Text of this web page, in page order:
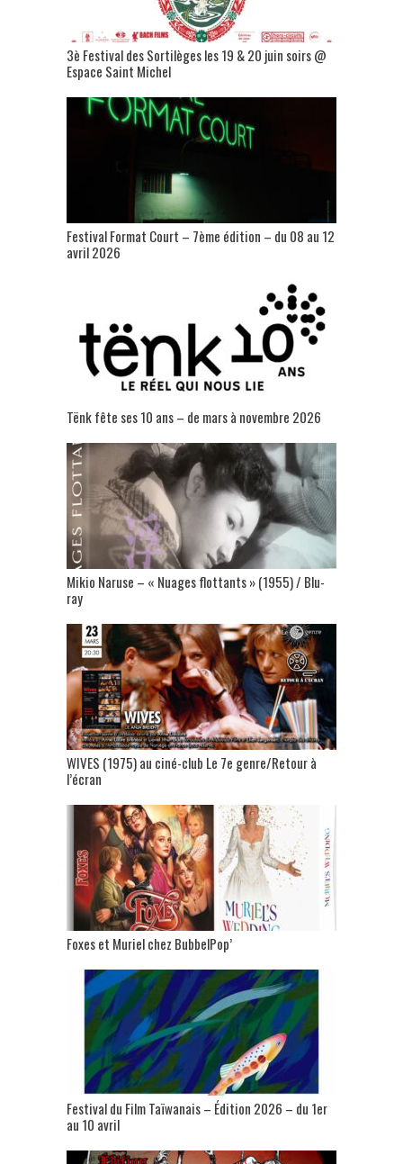
3è Festival des Sortilèges les 19 & 20 juin soirs @
Espace Saint Michel
Festival Format Court – 7ème édition – du 08 au 12
avril 2026
Tënk fête ses 10 ans – de mars à novembre 2026
Mikio Naruse – « Nuages flottants » (1955) / Blu-
ray
WIVES (1975) au ciné-club Le 7e genre/Retour à
l’écran
Foxes et Muriel chez BubbelPop’
Festival du Film Taïwanais – Édition 2026 – du 1er
au 10 avril